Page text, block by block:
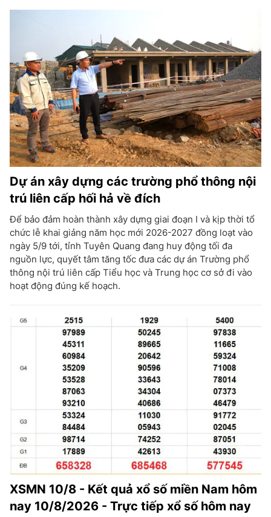
Dự án xây dựng các trường phổ thông nội
trú liên cấp hối hả về đích
Để bảo đảm hoàn thành xây dựng giai đoạn I và kịp thời tổ
chức lễ khai giảng năm học mới 2026-2027 đồng loạt vào
ngày 5/9 tới, tỉnh Tuyên Quang đang huy động tối đa
nguồn lực, quyết tâm tăng tốc đưa các dự án Trường phổ
thông nội trú liên cấp Tiểu học và Trung học cơ sở đi vào
hoạt động đúng kế hoạch.
XSMN 10/8 - Kết quả xổ số miền Nam hôm
nay 10/8/2026 - Trực tiếp xổ số hôm nay